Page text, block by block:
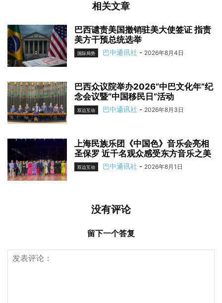
相关文章
巴西谴责美国撤销驻美大使签证 指责
美方干预总统选举
国际局势 巴中通讯社 - 2026年8月4日
巴西众议院举办2026“中巴文化年”纪
念会议暨“中国移民日”活动
双边互动 巴中通讯社 - 2026年8月3日
上海民族乐团《中国色》音乐会亮相
圣保罗 近千名观众感受东方音乐之美
双边互动 巴中通讯社 - 2026年8月1日
没有评论
留下一个答复